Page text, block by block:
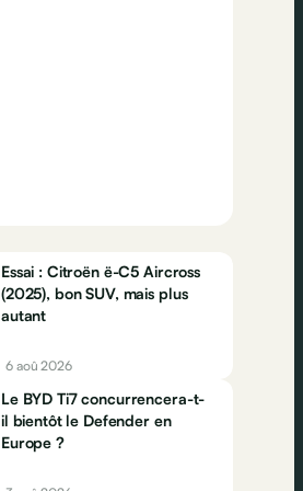
Essai : Citroën ë-C5 Aircross
(2025), bon SUV, mais plus
autant
6 aoû 2026
Le BYD Ti7 concurrencera-t-
il bientôt le Defender en
Europe ?